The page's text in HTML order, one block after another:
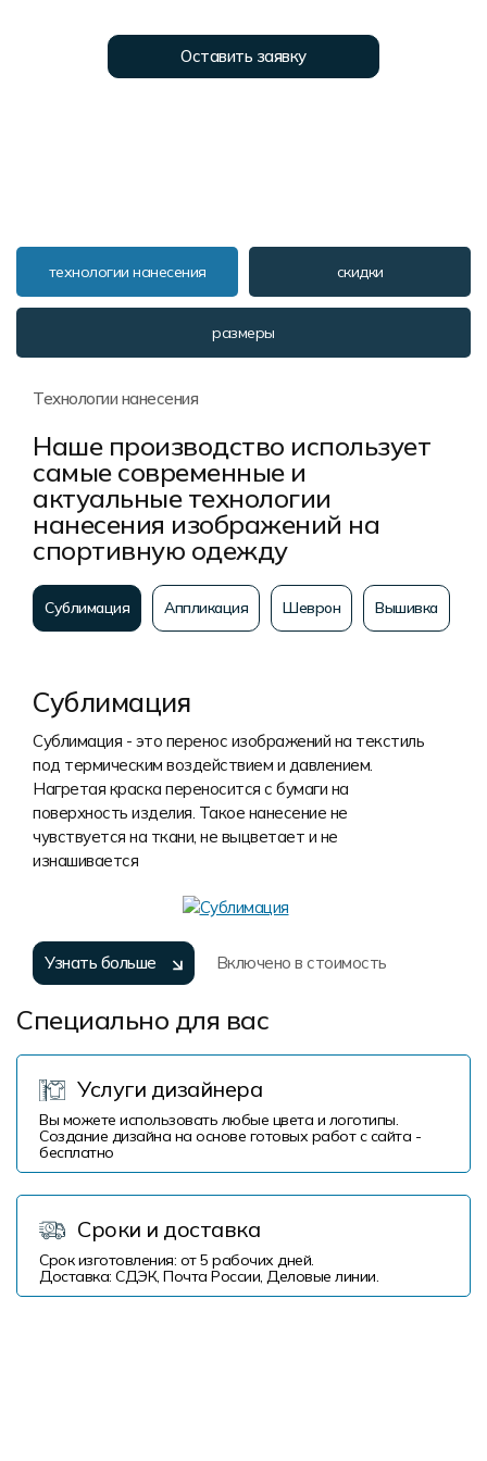
Оставить заявку
технологии нанесения скидки
размеры
Технологии нанесения
Наше производство использует
самые современные и
актуальные технологии
нанесения изображений на
спортивную одежду
Сублимация Аппликация Шеврон Вышивка
Сублимация
Сублимация - это перенос изображений на текстиль
под термическим воздействием и давлением.
Нагретая краска переносится с бумаги на
поверхность изделия. Такое нанесение не
чувствуется на ткани, не выцветает и не
изнашивается
Узнать больше Включено в стоимость
Специально для вас
Услуги дизайнера
Вы можете использовать любые цвета и логотипы.
Создание дизайна на основе готовых работ с сайта -
бесплатно
Сроки и доставка
Срок изготовления: от 5 рабочих дней.
Доставка: СДЭК, Почта России, Деловые линии.
Пользовательское соглашение